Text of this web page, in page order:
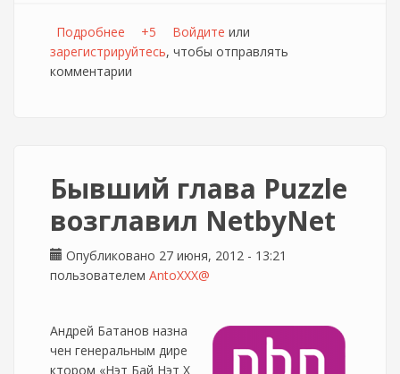
Подробнее о Открытые каналы сети Netbynet Версия
от 4 июня 2012 года
+5 Войдите или
зарегистрируйтесь, чтобы отправлять
комментарии
Бывший глава Puzzle
возглавил NetbyNet
Опубликовано 27 июня, 2012 - 13:21
пользователем AntoXXX@
Андрей Батанов назна
чен генеральным дире
ктором «Нэт Бай Нэт Х